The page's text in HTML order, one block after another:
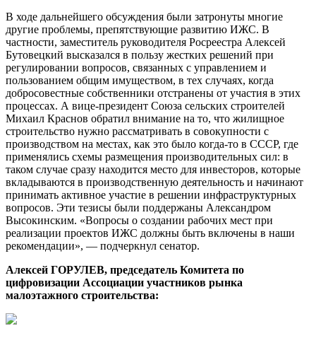
В ходе дальнейшего обсуждения были затронуты многие
другие проблемы, препятствующие развитию ИЖС. В
частности, заместитель руководителя Росреестра Алексей
Бутовецкий высказался в пользу жестких решений при
регулировании вопросов, связанных с управлением и
пользованием общим имуществом, в тех случаях, когда
добросовестные собственники отстранены от участия в этих
процессах. А вице-президент Союза сельских строителей
Михаил Краснов обратил внимание на то, что жилищное
строительство нужно рассматривать в совокупности с
производством на местах, как это было когда-то в СССР, где
применялись схемы размещения производительных сил: в
таком случае сразу находится место для инвесторов, которые
вкладываются в производственную деятельность и начинают
принимать активное участие в решении инфраструктурных
вопросов. Эти тезисы были поддержаны Александром
Высокинским. «Вопросы о создании рабочих мест при
реализации проектов ИЖС должны быть включены в наши
рекомендации», — подчеркнул сенатор.
Алексей ГОРУЛЕВ, председатель Комитета по
цифровизации Ассоциации участников рынка
малоэтажного строительства: